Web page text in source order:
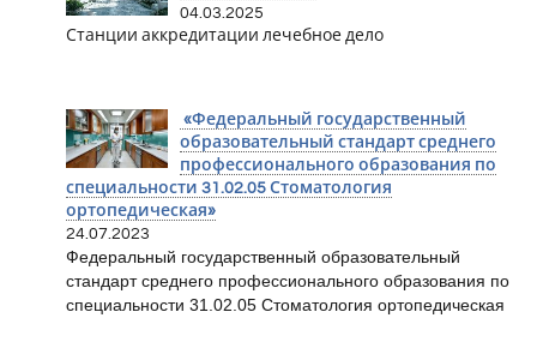
04.03.2025
Станции аккредитации лечебное дело
«Федеральный государственный
образовательный стандарт среднего
профессионального образования по
специальности 31.02.05 Стоматология
ортопедическая»
24.07.2023
Федеральный государственный образовательный
стандарт среднего профессионального образования по
специальности 31.02.05 Стоматология ортопедическая